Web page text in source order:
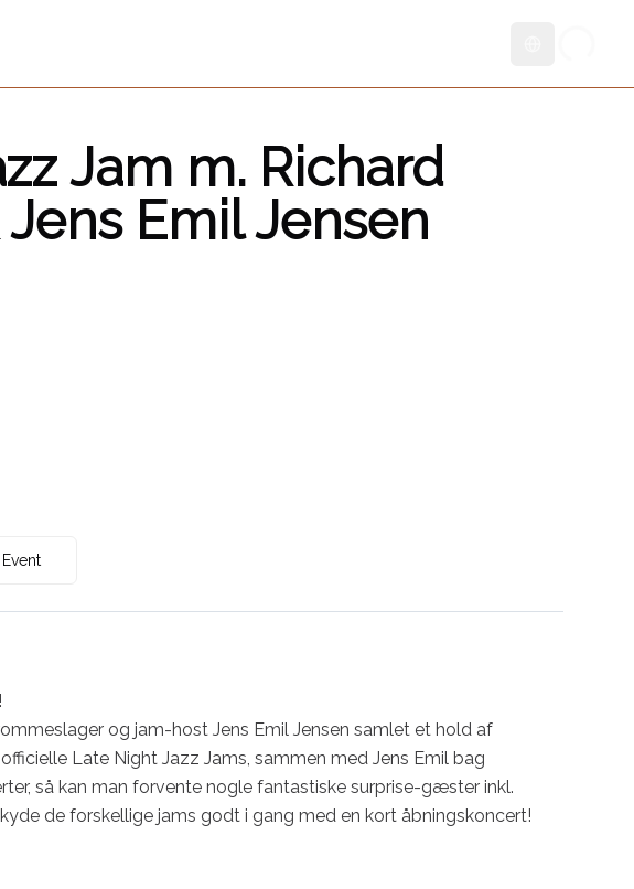
Jam m. Richard
Emil Jensen
og jam-host Jens Emil Jensen samlet et hold af
Late Night Jazz Jams, sammen med Jens Emil bag
så kan man forvente nogle fantastiske surprise-gæster inkl.
de forskellige jams godt i gang med en kort åbningskoncert!